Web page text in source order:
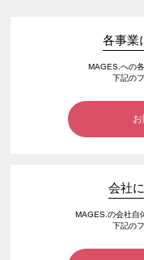
各事業
MAGES.への
下記の
会社
MAGES.の会社自
下記の